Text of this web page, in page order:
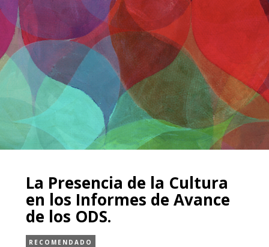
La Presencia de la Cultura
en los Informes de Avance
de los ODS.
RECOMENDADO